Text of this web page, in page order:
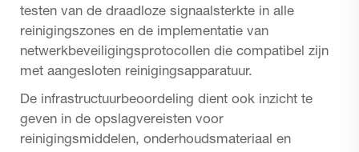
testen van de draadloze signaalsterkte in alle
reinigingszones en de implementatie van
netwerkbeveiligingsprotocollen die compatibel zijn
met aangesloten reinigingsapparatuur.
De infrastructuurbeoordeling dient ook inzicht te
geven in de opslagvereisten voor
reinigingsmiddelen, onderhoudsmateriaal en